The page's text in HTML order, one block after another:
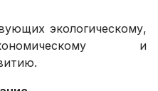
экологическому,
и